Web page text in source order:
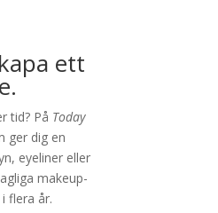
ett
tid? På Today
ger dig en
eyeliner eller
makeup-
flera år.